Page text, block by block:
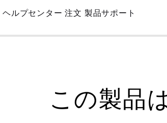
Skip
Main
ヘルプセンター 注文 製品サポート
この製品